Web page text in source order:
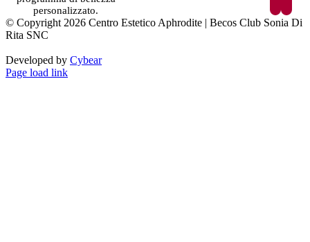
personalizzato.
© Copyright 2026 Centro Estetico Aphrodite | Becos Club Sonia Di
Rita SNC
Developed by Cybear
Page load link